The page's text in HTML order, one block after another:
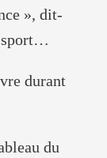
», dit-
sport…
durant
du